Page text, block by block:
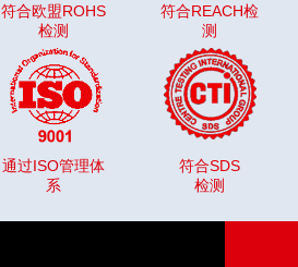
符合欧盟ROHS
检测
符合REACH检
测
通过ISO管理体
系
符合SDS
检测